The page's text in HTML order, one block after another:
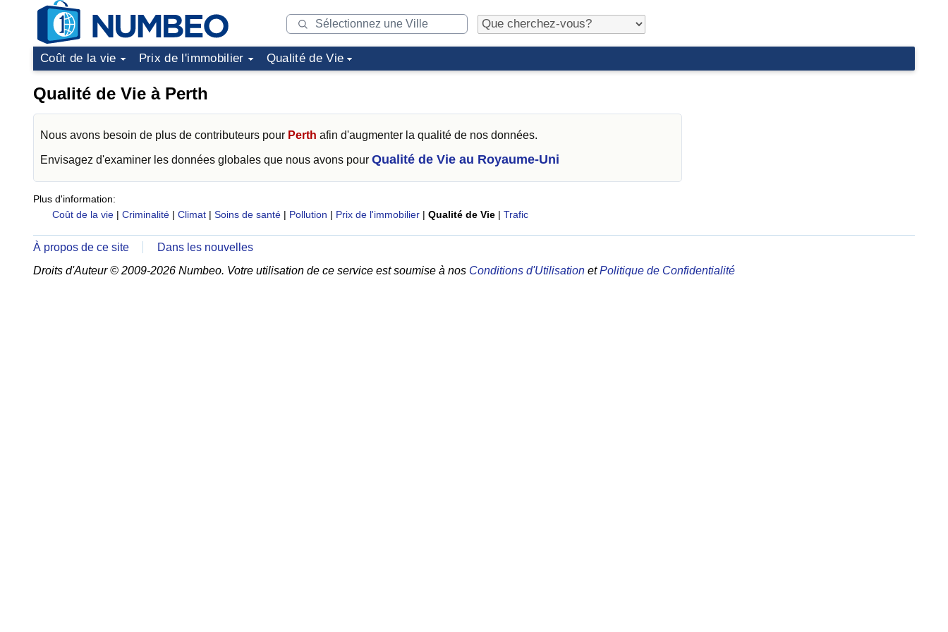
Coût de la vie Prix de l'immobilier Qualité de Vie
Qualité de Vie à Perth
Nous avons besoin de plus de contributeurs pour Perth afin d'augmenter la qualité de nos données.
Envisagez d'examiner les données globales que nous avons pour Qualité de Vie au Royaume-Uni
Plus d'information:
Coût de la vie | Criminalité | Climat | Soins de santé | Pollution | Prix de l'immobilier | Qualité de Vie | Trafic
À propos de ce site
Dans les nouvelles
Droits d'Auteur © 2009-2026 Numbeo. Votre utilisation de ce service est soumise à nos Conditions d'Utilisation etPolitique de Confidentialité